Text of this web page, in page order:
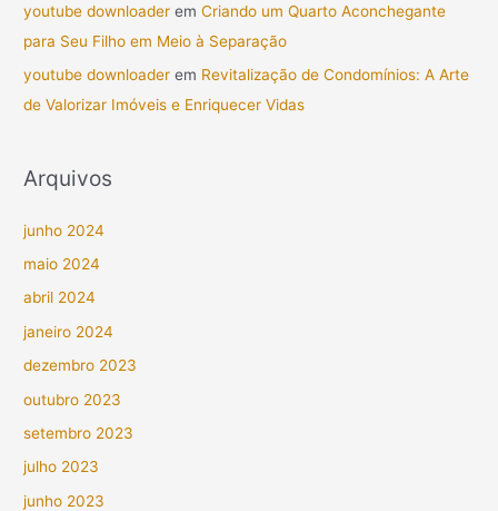
youtube downloader emCriando um Quarto Aconchegante
para Seu Filho em Meio à Separação
youtube downloader em Revitalização de Condomínios: A Arte
de Valorizar Imóveis e Enriquecer Vidas
Arquivos
junho 2024
maio 2024
abril 2024
janeiro 2024
dezembro 2023
outubro 2023
setembro 2023
julho 2023
junho 2023